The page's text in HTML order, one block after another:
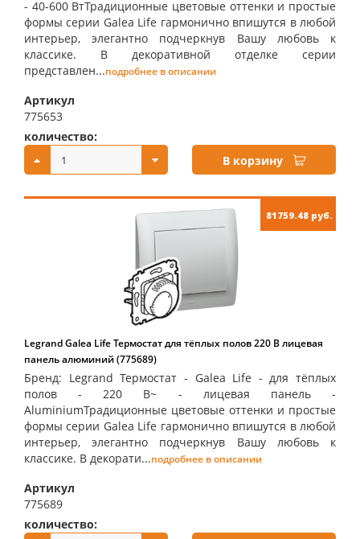
- 40-600 ВтТрадиционные цветовые оттенки и простые
формы серии Galea Life гармонично впишутся в любой
интерьер, элегантно подчеркнув Вашу любовь к
классике. В декоративной отделке серии
представлен...подробнее в описании
Артикул
775653
количество:
В корзину
81759.48 руб.
Legrand Galea Life Термостат для тёплых полов 220 В лицевая
панель алюминий (775689)
Бренд: Legrand Термостат - Galea Life - для тёплых
полов - 220 В~ - лицевая панель -
AluminiumТрадиционные цветовые оттенки и простые
формы серии Galea Life гармонично впишутся в любой
интерьер, элегантно подчеркнув Вашу любовь к
классике. В декорати...подробнее в описании
Артикул
775689
количество: